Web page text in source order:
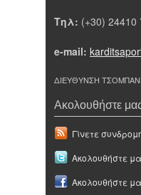
Τηλ: (+30) 24410
e-mail:
ΔΙΕΥΘΥΝΣΗ
Ακολουθήστε
Γίνετε
Ακολουθήστε
Ακολουθήστε